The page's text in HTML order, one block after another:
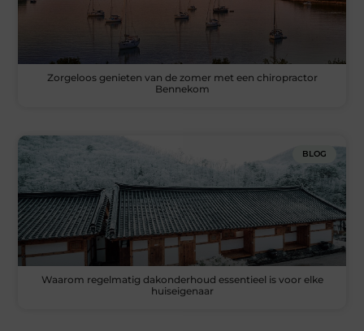
Zorgeloos genieten van de zomer met een chiropractor
Bennekom
BLOG
Waarom regelmatig dakonderhoud essentieel is voor elke
huiseigenaar